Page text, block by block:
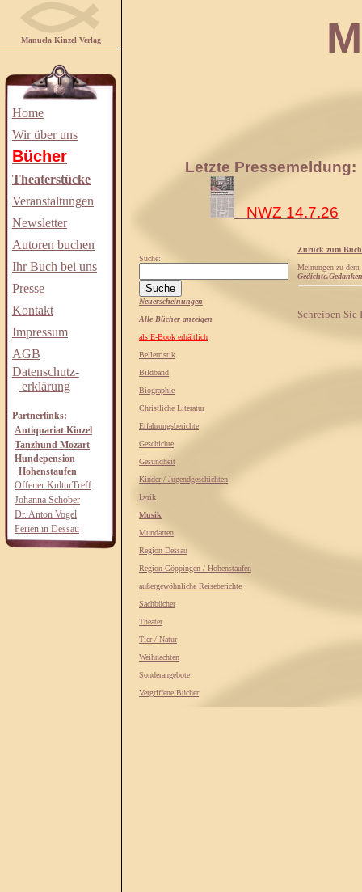
Manuela Kinzel Verlag
Home
Wir über uns
Bücher
Theaterstücke
Veranstaltungen
Newsletter
Autoren buchen
Ihr Buch bei uns
Presse
Kontakt
Impressum
AGB
Datenschutz-
erklärung
Partnerlinks:
Antiquariat Kinzel
Tanzhund Mozart
Hundepension
Hohenstaufen
Offener KulturTreff
Johanna Schober
Dr. Anton Vogel
Ferien in Dessau
Letzte Pressemeldung:
NWZ 14.7.26
Suche:
Neuerscheinungen
Alle Bücher anzeigen
als E-Book erhältlich
Belletristik
Bildband
Biographie
Christliche Literatur
Erfahrungsberichte
Geschichte
Gesundheit
Kinder / Jugendgeschichten
Lyrik
Musik
Mundarten
Region Dessau
Region Göppingen / Hohenstaufen
außergewöhnliche Reiseberichte
Sachbücher
Theater
Tier / Natur
Weihnachten
Sonderangebote
Vergriffene Bücher
Zurück zum Buch
Meinungen zu
Schreiben